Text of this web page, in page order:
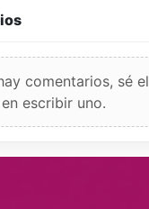
comentarios, sé el
escribir uno.